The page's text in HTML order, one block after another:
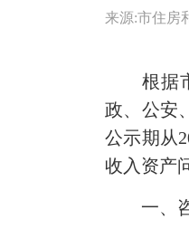
来源:市住房
根据市
政、公安
公示期从
收入资产
一、咨